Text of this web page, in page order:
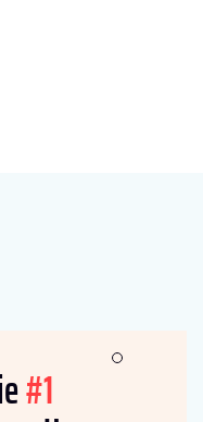
#1